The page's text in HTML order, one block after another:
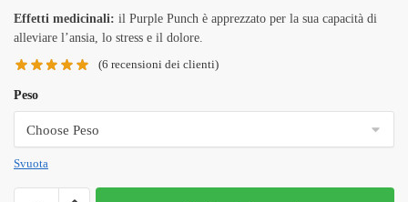
prezzo:
da
220,00 €
1.500,00 €
Effetti medicinali: il Purple Punch è apprezzato per la sua capacità di
alleviare l’ansia, lo stress e il dolore.
(6 recensioni dei clienti)
Peso
Svuota